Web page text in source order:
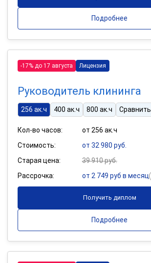
Подробнее
-17% до 17 августа Лицензия
Руководитель клининга
256 ак.ч 400 ак.ч 800 ак.ч Сравнить
Кол-во часов:
от 256 ак.ч
Стоимость:
от 32 980 руб.
Старая цена:
39 910 руб.
Рассрочка:
от 2 749 руб в месяц
Получить диплом
Подробнее